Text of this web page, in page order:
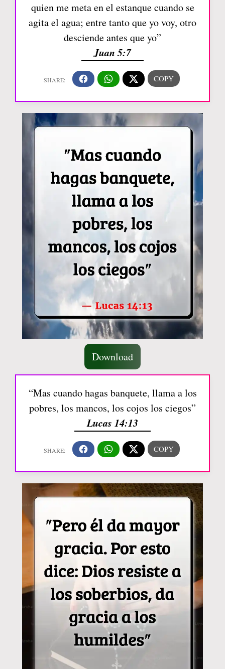
quien me meta en el estanque cuando se
agita el agua; entre tanto que yo voy, otro
desciende antes que yo”
Juan 5:7
Download
“Mas cuando hagas banquete, llama a los
pobres, los mancos, los cojos los ciegos”
Lucas 14:13